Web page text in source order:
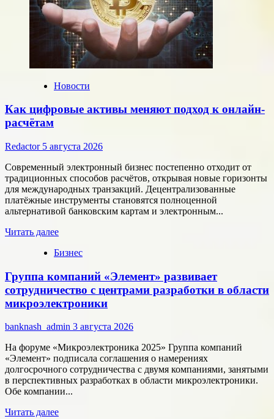
Новости
Как цифровые активы меняют подход к онлайн-
расчётам
Redactor 5 августа 2026
Современный электронный бизнес постепенно отходит от
традиционных способов расчётов, открывая новые горизонты
для международных транзакций. Децентрализованные
платёжные инструменты становятся полноценной
альтернативой банковским картам и электронным...
Читать далееПрочитать
о
цифровые
активы
меняют
подход
онлайн-
Бизнес
Группа компаний «Элемент» развивает
сотрудничество с центрами разработки в области
микроэлектроники
banknash_admin 3 августа 2026
На форуме «Микроэлектроника 2025» Группа компаний
«Элемент» подписала соглашения о намерениях
долгосрочного сотрудничества с двумя компаниями, занятыми
в перспективных разработках в области микроэлектроники.
Обе компании...
Читать далееПрочитать